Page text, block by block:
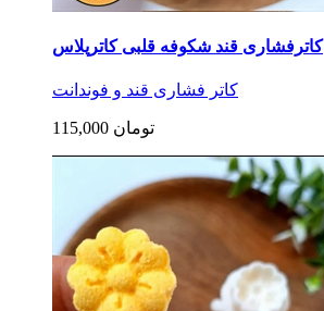
کاترفشاری قند شکوفه قلبی کاترپلاس
کاتر فشاری قند و فوندانت
115,000 تومان